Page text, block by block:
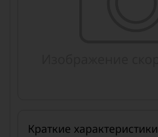
Краткие характеристики